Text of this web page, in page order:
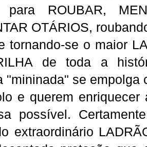
para ROUBAR,
OTÁRIOS,
tornando-se o maior
de toda a
"mininada" se empolga
e querem
possível.
extraordinário